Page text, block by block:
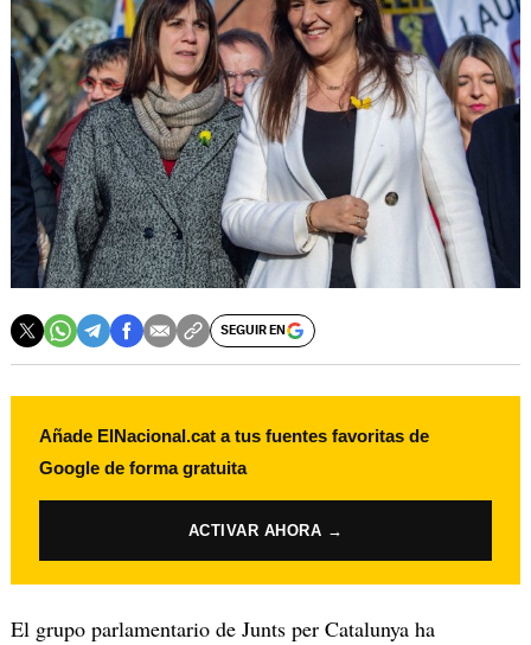
SEGUIR EN
Añade ElNacional.cat a tus fuentes favoritas de
Google de forma gratuita
ACTIVAR AHORA →
El grupo parlamentario de Junts per Catalunya ha